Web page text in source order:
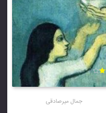
جمال میرصادقی